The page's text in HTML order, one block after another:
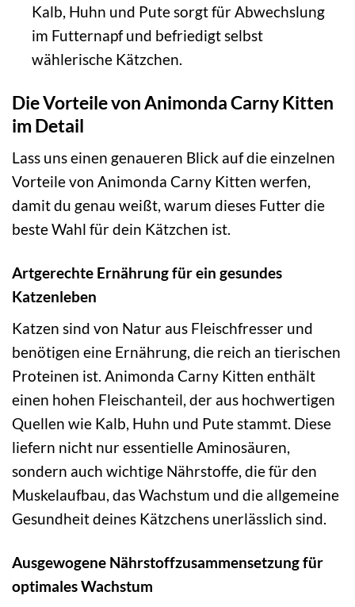
Kalb, Huhn und Pute sorgt für Abwechslung
im Futternapf und befriedigt selbst
wählerische Kätzchen.
Die Vorteile von Animonda Carny Kitten
im Detail
Lass uns einen genaueren Blick auf die einzelnen
Vorteile von Animonda Carny Kitten werfen,
damit du genau weißt, warum dieses Futter die
beste Wahl für dein Kätzchen ist.
Artgerechte Ernährung für ein gesundes
Katzenleben
Katzen sind von Natur aus Fleischfresser und
benötigen eine Ernährung, die reich an tierischen
Proteinen ist. Animonda Carny Kitten enthält
einen hohen Fleischanteil, der aus hochwertigen
Quellen wie Kalb, Huhn und Pute stammt. Diese
liefern nicht nur essentielle Aminosäuren,
sondern auch wichtige Nährstoffe, die für den
Muskelaufbau, das Wachstum und die allgemeine
Gesundheit deines Kätzchens unerlässlich sind.
Ausgewogene Nährstoffzusammensetzung für
optimales Wachstum